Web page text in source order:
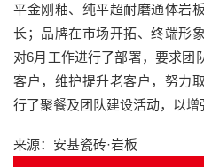
平金刚釉、纯平超耐磨通体岩
长；品牌在市场开拓、终端形
对6月工作进行了部署，要求团
客户，维护提升老客户，努力
行了聚餐及团队建设活动，以增
来源：安基瓷砖·岩板